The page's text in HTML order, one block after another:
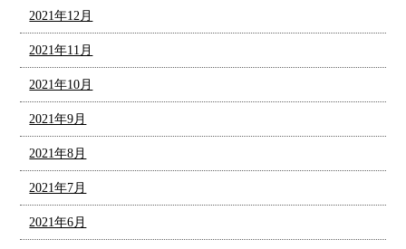
2021年12月
2021年11月
2021年10月
2021年9月
2021年8月
2021年7月
2021年6月